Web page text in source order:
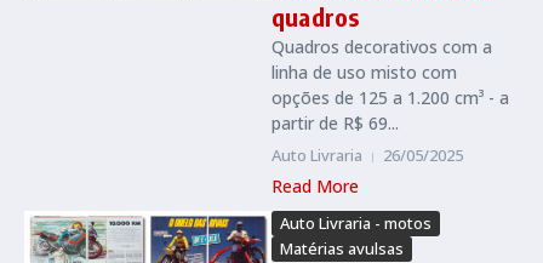
quadros
Quadros decorativos com a
linha de uso misto com
opções de 125 a 1.200 cm³ - a
partir de R$ 69...
Auto Livraria 26/05/2025
Read More
Auto Livraria - motos
Matérias avulsas